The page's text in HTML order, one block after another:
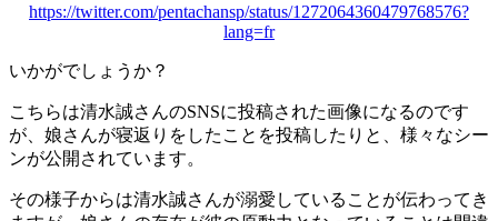
https://twitter.com/pentachansp/status/1272064360479768576?
lang=fr
いかがでしょうか？
こちらは清水誠さんのSNSに投稿された画像になるのです
が、娘さんが寝返りをしたことを投稿したりと、様々なシー
ンが公開されています。
その様子からは清水誠さんが溺愛していることが伝わってき